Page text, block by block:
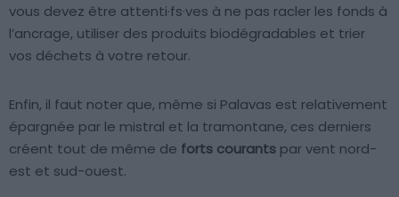
vous devez être attenti·fs·ves à ne pas racler les fonds à
l’ancrage, utiliser des produits biodégradables et trier
vos déchets à votre retour.
Enfin, il faut noter que, même si Palavas est relativement
épargnée par le mistral et la tramontane, ces derniers
créent tout de même de forts courants par vent nord-
est et sud-ouest.